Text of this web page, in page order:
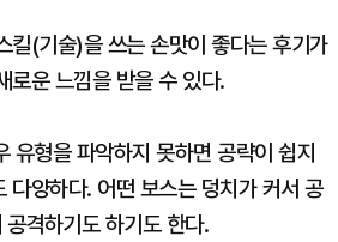
킬(기술)을 쓰는 손맛이 좋다는 후기가
로운 느낌을 받을 수 있다.
유형을 파악하지 못하면 공략이 쉽지
다양하다. 어떤 보스는 덩치가 커서 공
격하기도 하기도 한다.